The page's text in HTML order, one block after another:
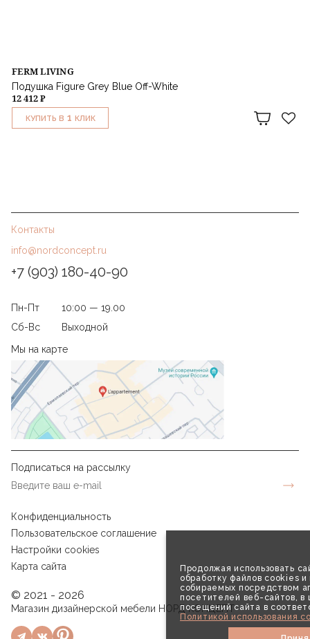
Продолжая использовать
обработку файлов cookies и
собираемых посредством
посетителей веб-сайтов, в
посещений сайта в
Политикой использования
FERM LIVING
Подушка Figure Grey Blue Off-White
12 412 ₽
КУПИТЬ В 1 КЛИК
Контакты
info@nordconcept.ru
+7 (903) 180-40-90
Пн-Пт
10:00 — 19.00
Сб-Вс
Выходной
Мы на карте
Подписаться на рассылку
Конфиденциальность
Пользовательское соглашение
Настройки cookies
Карта сайта
© 2021 - 2026
Магазин дизайнерской мебели НОРД КОНЦЕПТ